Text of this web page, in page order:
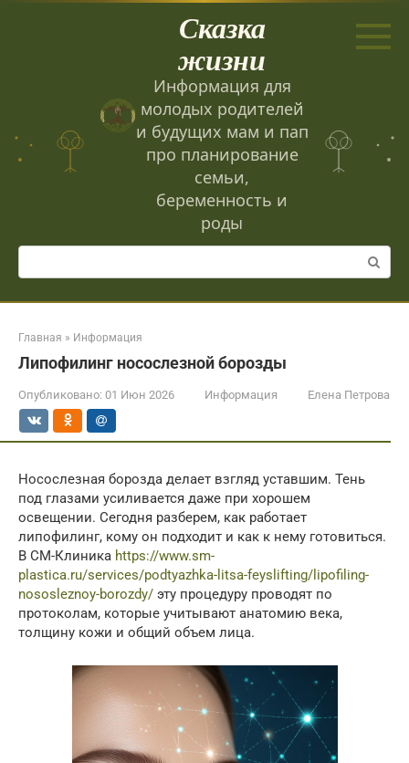
Сказка
жизни
Информация для
молодых родителей
и будущих мам и пап
про планирование
семьи,
беременность и
роды
Поиск:
Главная » Информация
Липофилинг носослезной борозды
Опубликовано: 01 Июн 2026 Информация Елена Петрова
Носослезная борозда делает взгляд уставшим. Тень
под глазами усиливается даже при хорошем
освещении. Сегодня разберем, как работает
липофилинг, кому он подходит и как к нему готовиться.
В СМ-Клиника https://www.sm-
plastica.ru/services/podtyazhka-litsa-feyslifting/lipofiling-
nososleznoy-borozdy/ эту процедуру проводят по
протоколам, которые учитывают анатомию века,
толщину кожи и общий объем лица.